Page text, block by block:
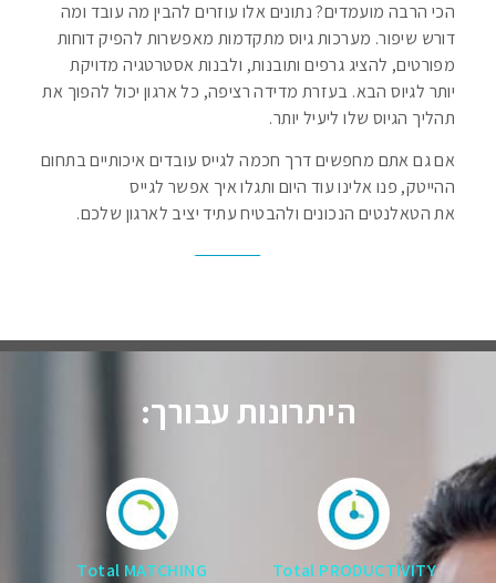
הכי הרבה מועמדים? נתונים אלו עוזרים להבין מה עובד ומה
דורש שיפור. מערכות גיוס מתקדמות מאפשרות להפיק דוחות
מפורטים, להציג גרפים ותובנות, ולבנות אסטרטגיה מדויקת
יותר לגיוס הבא. בעזרת מדידה רציפה, כל ארגון יכול להפוך את
תהליך הגיוס שלו ליעיל יותר.
אם גם אתם מחפשים דרך חכמה לגייס עובדים איכותיים בתחום
ההייטק, פנו אלינו עוד היום ותגלו איך אפשר לגייס
את הטאלנטים הנכונים ולהבטיח עתיד יציב לארגון שלכם.
היתרונות עבורך:
Total PRODUCTIVITY
Total MATCHING